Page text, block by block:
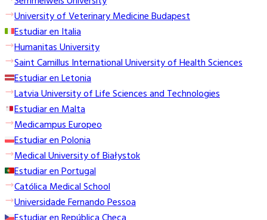
University of Veterinary Medicine Budapest
Estudiar en Italia
Humanitas University
Saint Camillus International University of Health Sciences
Estudiar en Letonia
Latvia University of Life Sciences and Technologies
Estudiar en Malta
Medicampus Europeo
Estudiar en Polonia
Medical University of Białystok
Estudiar en Portugal
Católica Medical School
Universidade Fernando Pessoa